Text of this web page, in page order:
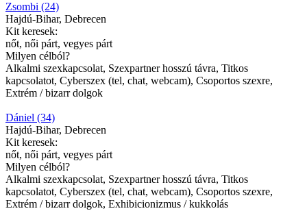
Zsombi (24)
Hajdú-Bihar, Debrecen
Kit keresek:
nőt, női párt, vegyes párt
Milyen célból?
Alkalmi szexkapcsolat, Szexpartner hosszú távra, Titkos
kapcsolatot, Cyberszex (tel, chat, webcam), Csoportos szexre,
Extrém / bizarr dolgok
Dániel (34)
Hajdú-Bihar, Debrecen
Kit keresek:
nőt, női párt, vegyes párt
Milyen célból?
Alkalmi szexkapcsolat, Szexpartner hosszú távra, Titkos
kapcsolatot, Cyberszex (tel, chat, webcam), Csoportos szexre,
Extrém / bizarr dolgok, Exhibicionizmus / kukkolás